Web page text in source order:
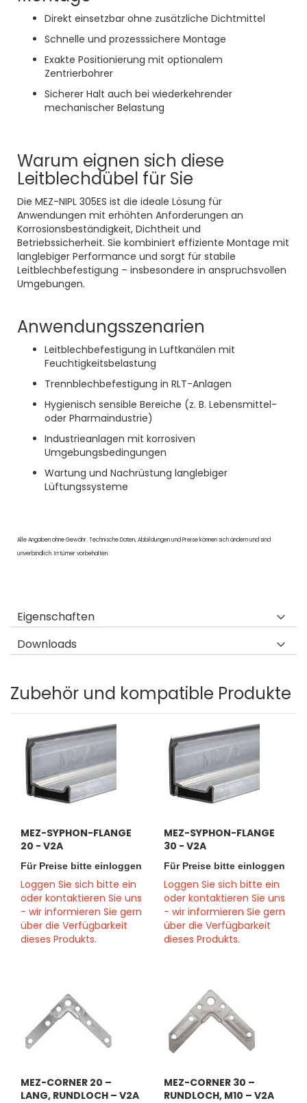
Direkt einsetzbar ohne zusätzliche Dichtmittel
Schnelle und prozesssichere Montage
Exakte Positionierung mit optionalem
Zentrierbohrer
Sicherer Halt auch bei wiederkehrender
mechanischer Belastung
Warum eignen sich diese
Leitblechdübel für Sie
Die MEZ-NIPL 305ES ist die ideale Lösung für
Anwendungen mit erhöhten Anforderungen an
Korrosionsbeständigkeit, Dichtheit und
Betriebssicherheit. Sie kombiniert effiziente Montage mit
langlebiger Performance und sorgt für stabile
Leitblechbefestigung – insbesondere in anspruchsvollen
Umgebungen.
Anwendungsszenarien
Leitblechbefestigung in Luftkanälen mit
Feuchtigkeitsbelastung
Trennblechbefestigung in RLT-Anlagen
Hygienisch sensible Bereiche (z. B. Lebensmittel-
oder Pharmaindustrie)
Industrieanlagen mit korrosiven
Umgebungsbedingungen
Wartung und Nachrüstung langlebiger
Lüftungssysteme
Alle Angaben ohne Gewähr. Technische Daten, Abbildungen und Preise können sich ändern und sind
unverbindlich. Irrtümer vorbehalten.
Eigenschaften
Downloads
Zubehör und kompatible Produkte
MEZ-SYPHON-FLANGE
20 - V2A
Für Preise bitte einloggen
Loggen Sie sich bitte ein
oder kontaktieren Sie uns
- wir informieren Sie gern
über die Verfügbarkeit
dieses Produkts.
MEZ-SYPHON-FLANGE
30 - V2A
Für Preise bitte einloggen
Loggen Sie sich bitte ein
oder kontaktieren Sie uns
- wir informieren Sie gern
über die Verfügbarkeit
dieses Produkts.
MEZ-CORNER 20 –
LANG, RUNDLOCH – V2A
MEZ-CORNER 30 –
RUNDLOCH, M10 – V2A